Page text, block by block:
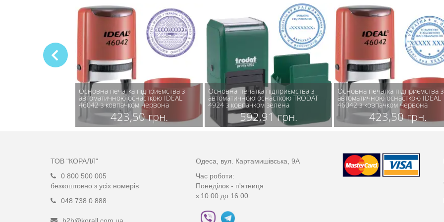
Основна печатка підприємства з
автоматичною оснасткою IDEAL
46042 з ковпачком червона
423,50 грн.
Основна печатка підприємства з
автоматичною оснасткою TRODAT
4924 з ковпачком зелена
592,91 грн.
Основна печатка підприємства з
автоматичною оснасткою IDEAL
46042 з ковпачком червона
423,50 грн.
ТОВ "КОРАЛЛ"
0 800 500 005
безкоштовно з усіх номерів
048 738 0 888
Одеса, вул. Картамишівська, 9А
Час роботи:
Понеділок - п'ятниця
з 10.00 до 16.00.